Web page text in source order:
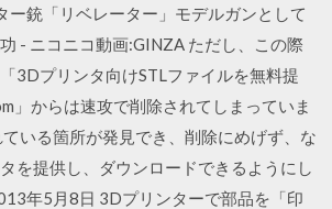
ー銃「リベレーター」モデルガンとして
- ニコニコ動画:GINZA ただし、この際
3Dプリンタ向けSTLファイルを無料提
」からは速攻で削除されてしまっていま
いる箇所が発見でき、削除にめげず、な
を提供し、ダウンロードできるようにし
年5月8日 3Dプリンターで部品を「印